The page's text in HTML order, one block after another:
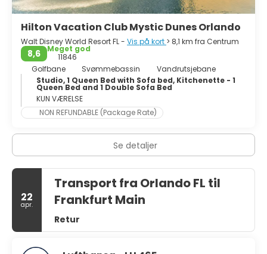
du ønsker. Downtown-området har flere barer og klubber
cool by.
Hilton Vacation Club Mystic Dunes Orlando
Walt Disney World Resort FL - Vis på kort > 8,1 km fra Centrum
8,6
Meget god
11846
Golfbane
Svømmebassin
Vandrutsjebane
Studio, 1 Queen Bed with Sofa bed, Kitchenette - 1
Queen Bed and 1 Double Sofa Bed
KUN VÆRELSE
NON REFUNDABLE (Package Rate)
Se detaljer
22
apr.
Transport fra Orlando FL til
Frankfurt Main
Retur